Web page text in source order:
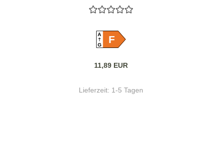
A
GF
11,89 EUR
Lieferzeit: 1-5 Tagen